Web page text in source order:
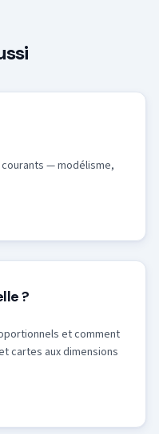
— modélisme,
?
et comment
cartes aux dimensions